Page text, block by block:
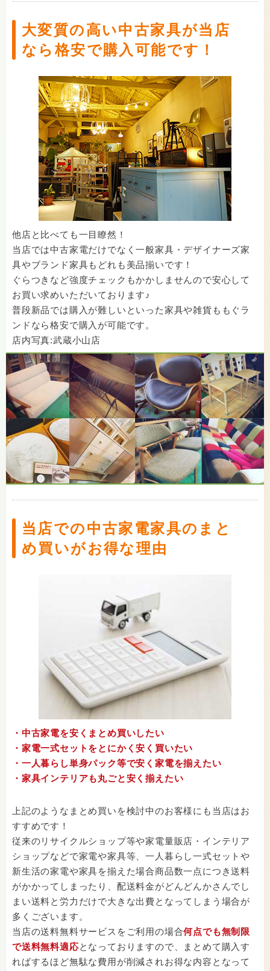
大変質の高い中古家具が当店
なら格安で購入可能です！
他店と比べても一目瞭然！
当店では中古家電だけでなく一般家具・デザイナーズ家
具やブランド家具もどれも美品揃いです！
ぐらつきなど強度チェックもかかしませんので安心して
お買い求めいただいております♪
普段新品では購入が難しいといった家具や雑貨ももぐラ
ンドなら格安で購入が可能です。
店内写真:武蔵小山店
当店での中古家電家具のまと
め買いがお得な理由
・中古家電を安くまとめ買いしたい
・家電一式セットをとにかく安く買いたい
・一人暮らし単身パック等で安く家電を揃えたい
・家具インテリアも丸ごと安く揃えたい
上記のようなまとめ買いを検討中のお客様にも当店はお
すすめです！
従来のリサイクルショップ等や家電量販店・インテリア
ショップなどで家電や家具等、一人暮らし一式セットや
新生活の家電や家具を揃えた場合商品数一点につき送料
がかかってしまったり、配送料金がどんどんかさんでし
まい送料と労力だけで大きな出費となってしまう場合が
多くございます。
当店の送料無料サービスをご利用の場合何点でも無制限
で送料無料適応となっておりますので、まとめて購入す
ればするほど無駄な費用が削減されお得な内容となって